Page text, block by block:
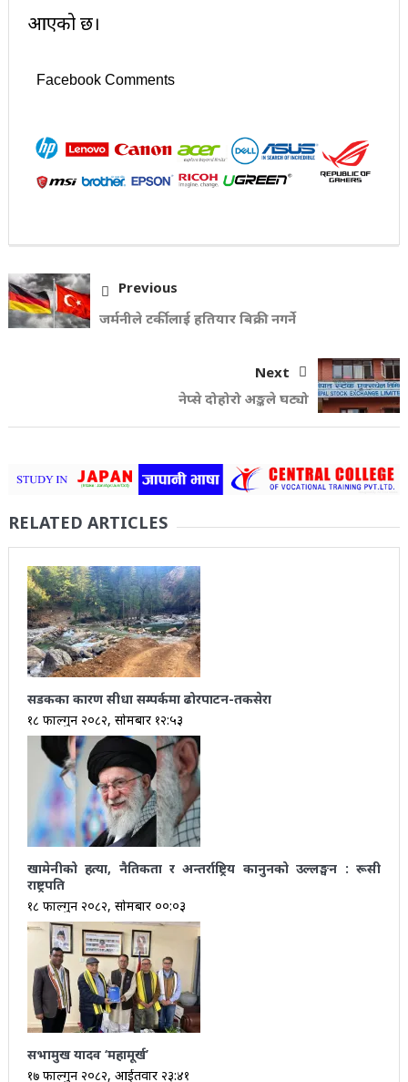
आएको छ।
Facebook Comments
Previous
जर्मनीले टर्कीलाई हतियार बिक्री नगर्ने
Next
नेप्से दोहोरो अङ्कले घट्यो
RELATED ARTICLES
सडकका कारण सीधा सम्पर्कमा ढोरपाटन-तकसेरा
१८ फाल्गुन २०८२, सोमबार १२:५३
खामेनीको हत्या, नैतिकता र अन्तर्राष्ट्रिय कानुनको उल्लङ्घन : रूसी
राष्ट्रपति
१८ फाल्गुन २०८२, सोमबार ००:०३
सभामुख यादव ‘महामूर्ख’
१७ फाल्गुन २०८२, आईतवार २३:४१